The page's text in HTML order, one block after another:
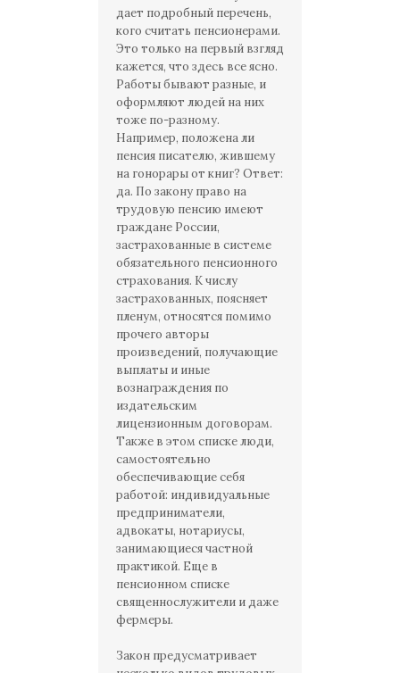
дает подробный перечень,
кого считать пенсионерами.
Это только на первый взгляд
кажется, что здесь все ясно.
Работы бывают разные, и
оформляют людей на них
тоже по-разному.
Например, положена ли
пенсия писателю, жившему
на гонорары от книг? Ответ:
да. По закону право на
трудовую пенсию имеют
граждане России,
застрахованные в системе
обязательного пенсионного
страхования. К числу
застрахованных, поясняет
пленум, относятся помимо
прочего авторы
произведений, получающие
выплаты и иные
вознаграждения по
издательским
лицензионным договорам.
Также в этом списке люди,
самостоятельно
обеспечивающие себя
работой: индивидуальные
предприниматели,
адвокаты, нотариусы,
занимающиеся частной
практикой. Еще в
пенсионном списке
священнослужители и даже
фермеры.
Закон предусматривает